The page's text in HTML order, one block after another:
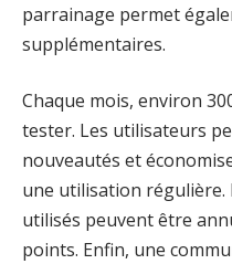
parrainage permet
supplémentaires.
Chaque mois, environ
tester. Les utilisateurs
nouveautés et
une utilisation régulière.
utilisés peuvent être
points. Enfin, une